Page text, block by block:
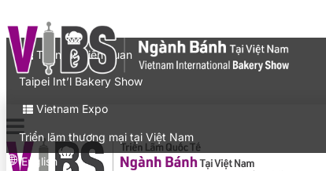
Expo
Triển lãm liên quan
Taipei Int’l Bakery Show
Vietnam Expo
Triển lãm thương mại tại Việt Nam
English